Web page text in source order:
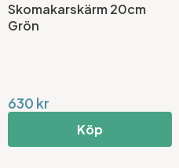
Skomakarskärm 20cm
Grön
630 kr
Köp